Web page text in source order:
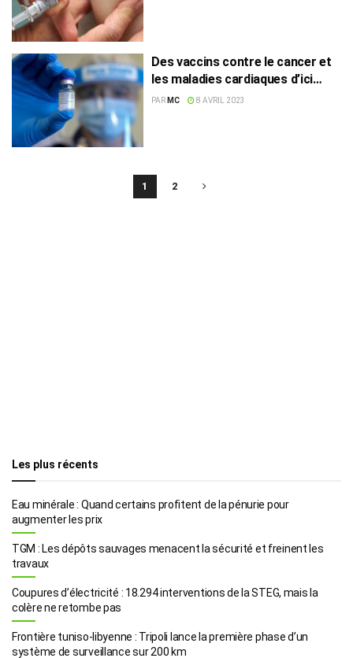
Des vaccins contre le cancer et
les maladies cardiaques d’ici
2030, selon Dr Paul Burton
PAR MC 8 AVRIL 2023
1 2
Les plus récents
Eau minérale : Quand certains profitent de la pénurie pour
augmenter les prix
TGM : Les dépôts sauvages menacent la sécurité et freinent les
travaux
Coupures d’électricité : 18.294 interventions de la STEG, mais la
colère ne retombe pas
Frontière tuniso-libyenne : Tripoli lance la première phase d’un
système de surveillance sur 200 km